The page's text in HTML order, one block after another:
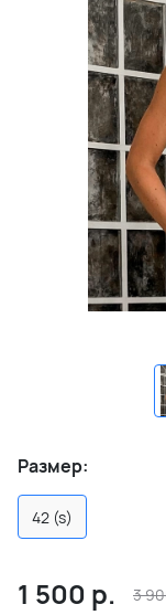
Размер:
42 (s)
1 500 р. 3